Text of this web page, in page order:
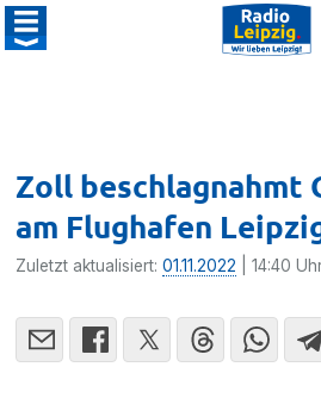
Zoll beschlagnahmt
am Flughafen
Zuletzt aktualisiert:01.11.2022 | 14:40